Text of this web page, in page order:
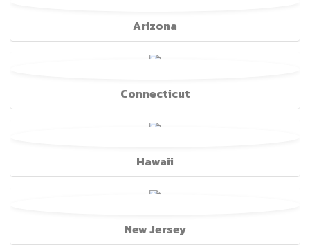
Arizona
Connecticut
Hawaii
New Jersey